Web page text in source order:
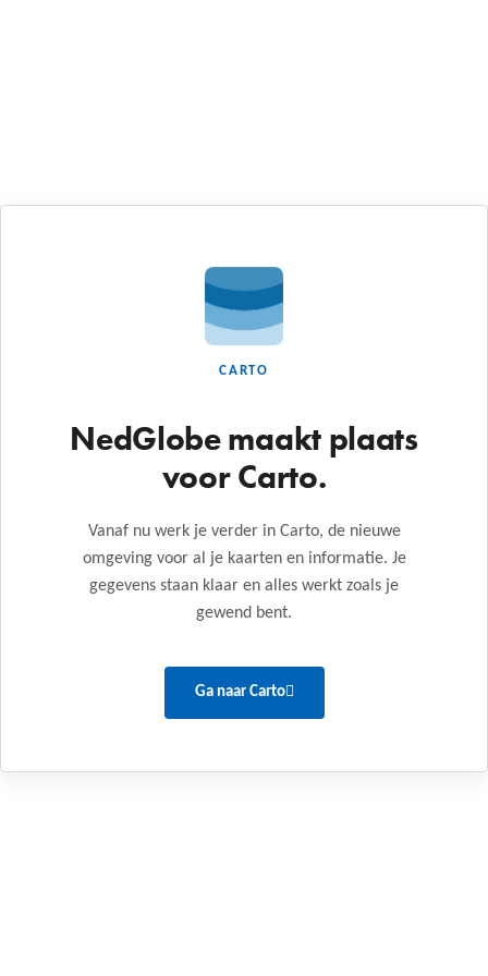
CARTO
NedGlobe maakt plaats
voor Carto.
Vanaf nu werk je verder in Carto, de nieuwe
omgeving voor al je kaarten en informatie. Je
gegevens staan klaar en alles werkt zoals je
gewend bent.
Ga naar Carto